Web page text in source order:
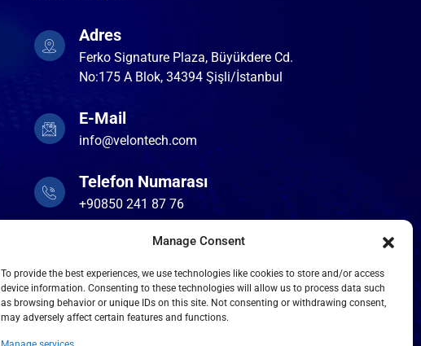
Manage Consent
To provide the best experiences, we use technologies like cookies to store and/or access
device information. Consenting to these technologies will allow us to process data such
as browsing behavior or unique IDs on this site. Not consenting or withdrawing consent,
may adversely affect certain features and functions.
Adres
Ferko Signature Plaza, Büyükdere Cd.
No:175 A Blok, 34394 Şişli/İstanbul
E-Mail
info@velontech.com
Telefon Numarası
+90850 241 87 76
Terms & Condition Privacy Policy